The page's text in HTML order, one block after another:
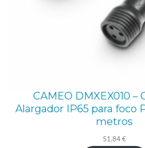
CAMEO DMXEX010 –
Alargador IP65 para foco
metros
51,84€